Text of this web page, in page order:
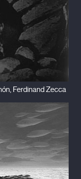
Ferdinand Zecca